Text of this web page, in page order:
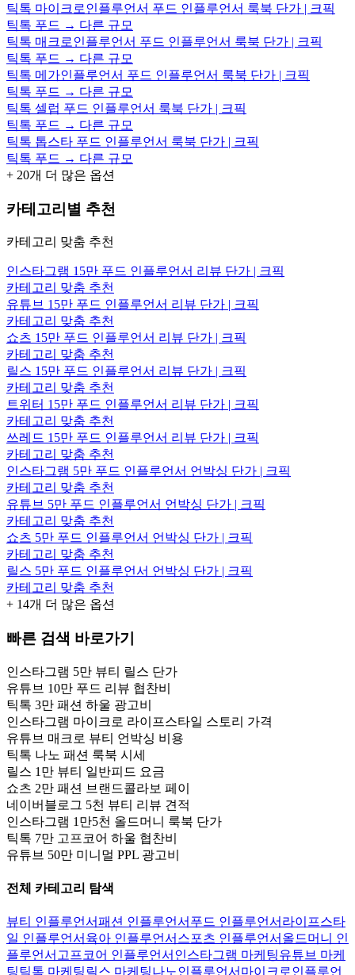
틱톡 마이크로인플루언서 푸드 인플루언서 룩북 단가 | 크픽
틱톡 푸드 → 다른 규모
틱톡 매크로인플루언서 푸드 인플루언서 룩북 단가 | 크픽
틱톡 푸드 → 다른 규모
틱톡 메가인플루언서 푸드 인플루언서 룩북 단가 | 크픽
틱톡 푸드 → 다른 규모
틱톡 셀럽 푸드 인플루언서 룩북 단가 | 크픽
틱톡 푸드 → 다른 규모
틱톡 톱스타 푸드 인플루언서 룩북 단가 | 크픽
틱톡 푸드 → 다른 규모
+ 20개 더 많은 옵션
카테고리별 추천
카테고리 맞춤 추천
인스타그램 15만 푸드 인플루언서 리뷰 단가 | 크픽
카테고리 맞춤 추천
유튜브 15만 푸드 인플루언서 리뷰 단가 | 크픽
카테고리 맞춤 추천
쇼츠 15만 푸드 인플루언서 리뷰 단가 | 크픽
카테고리 맞춤 추천
릴스 15만 푸드 인플루언서 리뷰 단가 | 크픽
카테고리 맞춤 추천
트위터 15만 푸드 인플루언서 리뷰 단가 | 크픽
카테고리 맞춤 추천
쓰레드 15만 푸드 인플루언서 리뷰 단가 | 크픽
카테고리 맞춤 추천
인스타그램 5만 푸드 인플루언서 언박싱 단가 | 크픽
카테고리 맞춤 추천
유튜브 5만 푸드 인플루언서 언박싱 단가 | 크픽
카테고리 맞춤 추천
쇼츠 5만 푸드 인플루언서 언박싱 단가 | 크픽
카테고리 맞춤 추천
릴스 5만 푸드 인플루언서 언박싱 단가 | 크픽
카테고리 맞춤 추천
+ 14개 더 많은 옵션
빠른 검색 바로가기
인스타그램 5만 뷰티 릴스 단가
유튜브 10만 푸드 리뷰 협찬비
틱톡 3만 패션 하울 광고비
인스타그램 마이크로 라이프스타일 스토리 가격
유튜브 매크로 뷰티 언박싱 비용
틱톡 나노 패션 룩북 시세
릴스 1만 뷰티 일반피드 요금
쇼츠 2만 패션 브랜드콜라보 페이
네이버블로그 5천 뷰티 리뷰 견적
인스타그램 1만5천 올드머니 룩북 단가
틱톡 7만 고프코어 하울 협찬비
유튜브 50만 미니멀 PPL 광고비
전체 카테고리 탐색
뷰티 인플루언서패션 인플루언서 푸드 인플루언서 라이프스타
일 인플루언서 육아 인플루언서 스포츠 인플루언서 올드머니 인
플루언서 고프코어 인플루언서 인스타그램 마케팅유튜브 마케
팅틱톡 마케팅 릴스 마케팅나노인플루언서 마이크로인플루언